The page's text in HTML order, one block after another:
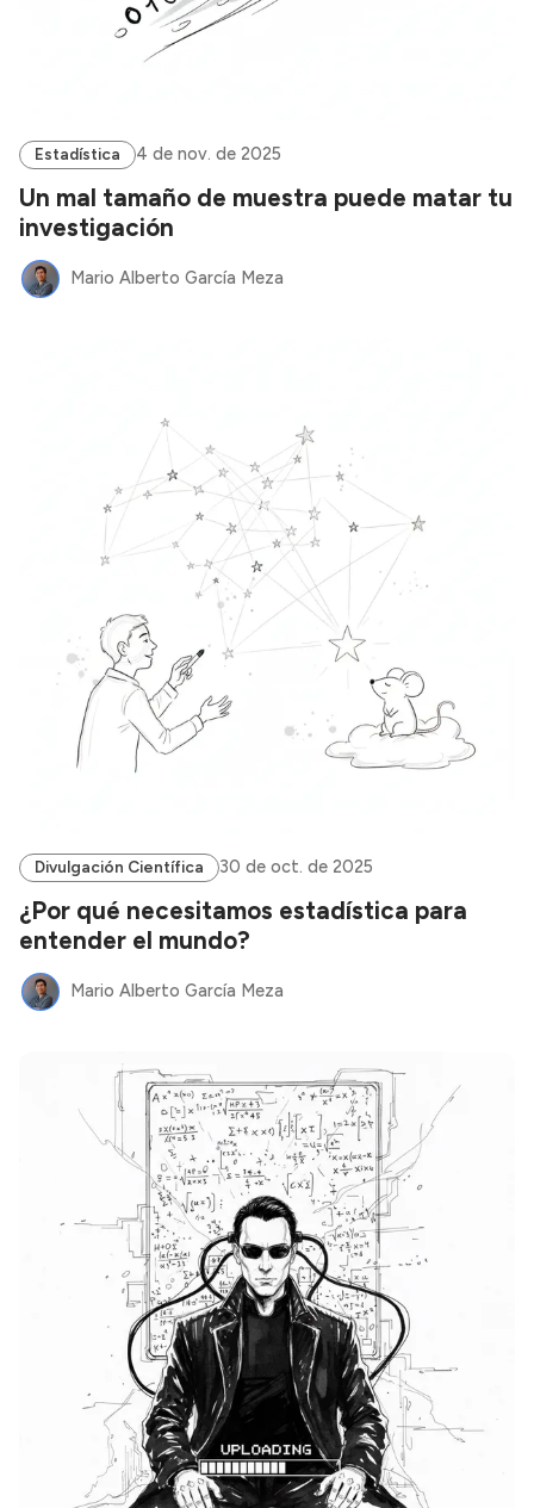
Estadística 4 de nov. de 2025
Un mal tamaño de muestra puede matar tu
investigación
Mario Alberto García Meza
Divulgación Científica 30 de oct. de 2025
¿Por qué necesitamos estadística para
entender el mundo?
Mario Alberto García Meza